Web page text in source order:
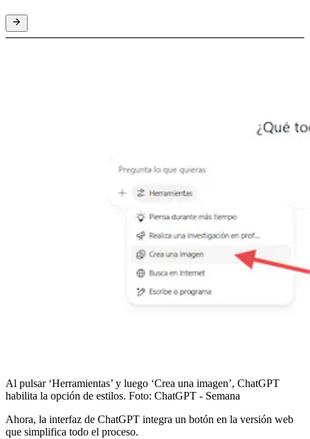
Al pulsar ‘Herramientas’ y luego ‘Crea una imagen’, ChatGPT
habilita la opción de estilos. Foto: ChatGPT - Semana
Ahora, la interfaz de ChatGPT integra un botón en la versión web
que simplifica todo el proceso.